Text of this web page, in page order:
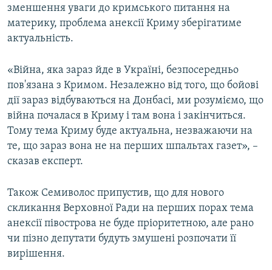
зменшення уваги до кримського питання на
материку, проблема анексії Криму зберігатиме
актуальність.
«Війна, яка зараз йде в Україні, безпосередньо
пов'язана з Кримом. Незалежно від того, що бойові
дії зараз відбуваються на Донбасі, ми розуміємо, що
війна почалася в Криму і там вона і закінчиться.
Тому тема Криму буде актуальна, незважаючи на
те, що зараз вона не на перших шпальтах газет», –
сказав експерт.
Також Семиволос припустив, що для нового
скликання Верховної Ради на перших порах тема
анексії півострова не буде пріоритетною, але рано
чи пізно депутати будуть змушені розпочати її
вирішення.